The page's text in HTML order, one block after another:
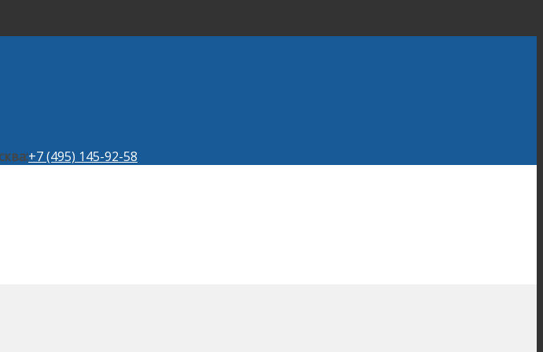
+7 (495) 145-92-58